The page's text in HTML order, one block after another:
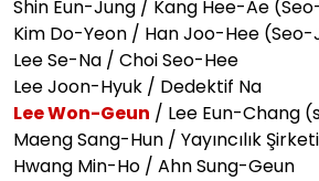
Shin Eun-Jung / Kang Hee-Ae
Kim Do-Yeon / Han Joo-Hee (Seo-
Lee Se-Na / Choi Seo-Hee
Lee Joon-Hyuk / Dedektif Na
Lee Won-Geun / Lee Eun-Chang
Maeng Sang-Hun / Yayıncılık
Hwang Min-Ho / Ahn Sung-Geun